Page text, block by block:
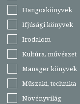
Hangoskönyvek
Ifjúsági könyvek
Irodalom
Kultúra, művészet
Manager könyvek
Műszaki, technika
Növényvilág